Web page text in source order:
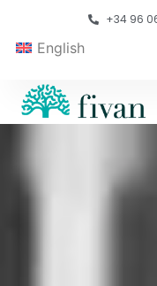
+34 96
English